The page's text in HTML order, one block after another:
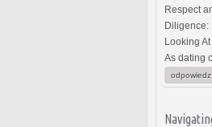
Respect
Diligence:
Looking At
As dating
odpowiedz